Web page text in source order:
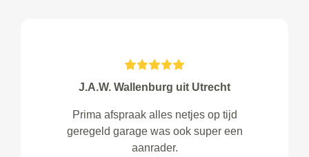
J.A.W. Wallenburg uit Utrecht
Prima afspraak alles netjes op tijd
geregeld garage was ook super een
aanrader.